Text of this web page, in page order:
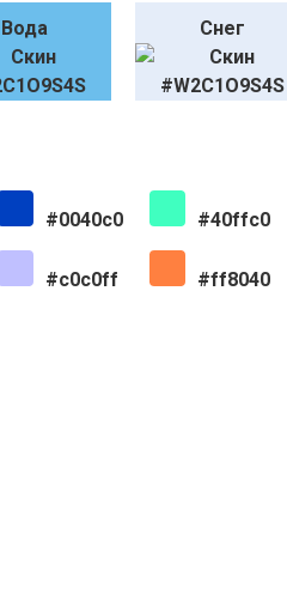
Вода Снег
#0040c0 #40ffc0
#c0c0ff #ff8040